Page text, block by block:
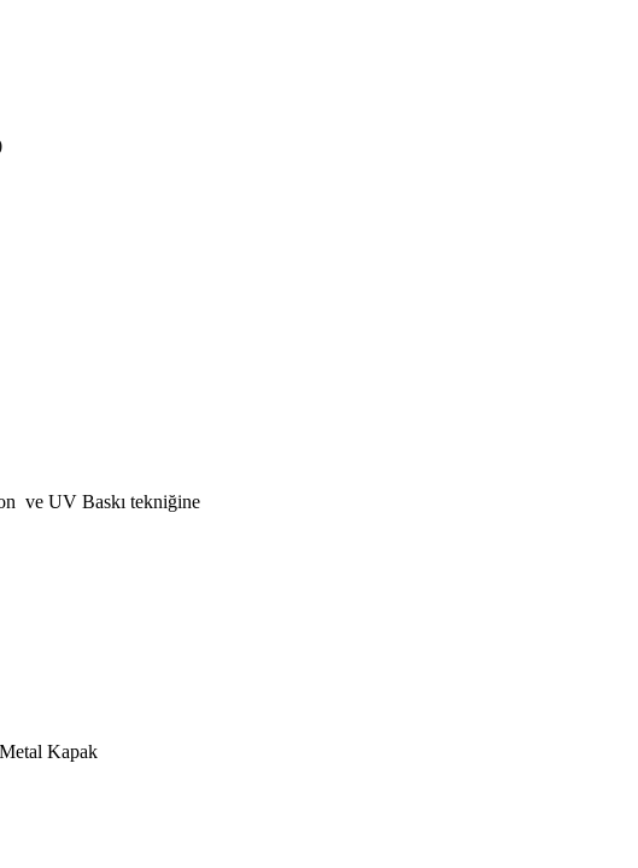
ve UV Baskı tekniğine
Kapak